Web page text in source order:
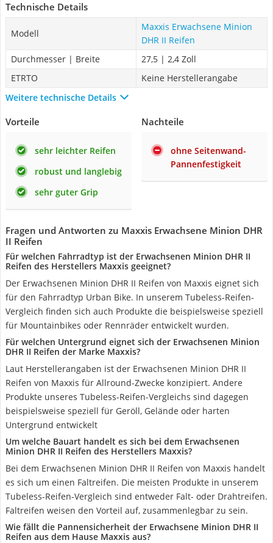
Technische Details
Modell
Maxxis Erwachsene Minion
DHR II Reifen
Durchmesser | Breite
27,5 | 2,4 Zoll
ETRTO
Keine Herstellerangabe
Weitere technische Details
Vorteile
sehr leichter Reifen
robust und langlebig
sehr guter Grip
Nachteile
ohne Seitenwand-
Pannenfestigkeit
Fragen und Antworten zu Maxxis Erwachsene Minion DHR
II Reifen
Für welchen Fahrradtyp ist der Erwachsenen Minion DHR II
Reifen des Herstellers Maxxis geeignet?
Der Erwachsenen Minion DHR II Reifen von Maxxis eignet sich
für den Fahrradtyp Urban Bike. In unserem Tubeless-Reifen-
Vergleich finden sich auch Produkte die beispielsweise speziell
für Mountainbikes oder Rennräder entwickelt wurden.
Für welchen Untergrund eignet sich der Erwachsenen Minion
DHR II Reifen der Marke Maxxis?
Laut Herstellerangaben ist der Erwachsenen Minion DHR II
Reifen von Maxxis für Allround-Zwecke konzipiert. Andere
Produkte unseres Tubeless-Reifen-Vergleichs sind dagegen
beispielsweise speziell für Geröll, Gelände oder harten
Untergrund entwickelt
Um welche Bauart handelt es sich bei dem Erwachsenen
Minion DHR II Reifen des Herstellers Maxxis?
Bei dem Erwachsenen Minion DHR II Reifen von Maxxis handelt
es sich um einen Faltreifen. Die meisten Produkte in unserem
Tubeless-Reifen-Vergleich sind entweder Falt- oder Drahtreifen.
Faltreifen weisen den Vorteil auf, zusammenlegbar zu sein.
Wie fällt die Pannensicherheit der Erwachsene Minion DHR II
Reifen aus dem Hause Maxxis aus?